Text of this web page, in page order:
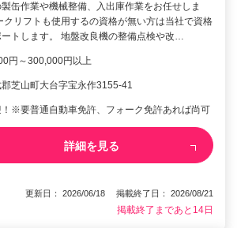
缶作業や機械整備、入出庫作業をお任せしま
クリフトも使用するの資格が無い方は当社で資格
トします。 地盤改良機の整備点検や改…
円～300,000円以上
芝山町大台字宝永作3155-41
※要普通自動車免許、フォーク免許あれば尚可
詳細を見る
更新日： 2026/06/18 掲載終了日： 2026/08/21
掲載終了まであと14日